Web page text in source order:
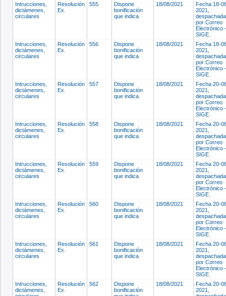
Intrucciones,
dictámenes,
circulares
Resolución
Ex.
555
Dispone
bonificación
que indica
18/08/2021
Fecha 18-
2021,
despachada
por Correo
Electrónico -
SIGE.
Intrucciones,
dictámenes,
circulares
Resolución
Ex.
556
Dispone
bonificación
que indica
18/08/2021
Fecha 18-
2021,
despachada
por Correo
Electrónico -
SIGE.
Intrucciones,
dictámenes,
circulares
Resolución
Ex.
557
Dispone
bonificación
que indica
18/08/2021
Fecha 20-
2021,
despachada
por Correo
Electrónico -
SIGE.
Intrucciones,
dictámenes,
circulares
Resolución
Ex.
558
Dispone
bonificación
que indica
18/08/2021
Fecha 20-
2021,
despachada
por Correo
Electrónico -
SIGE.
Intrucciones,
dictámenes,
circulares
Resolución
Ex.
559
Dispone
bonificación
que indica
18/08/2021
Fecha 20-
2021,
despachada
por Correo
Electrónico -
SIGE.
Intrucciones,
dictámenes,
circulares
Resolución
Ex.
560
Dispone
bonificación
que indica
18/08/2021
Fecha 20-
2021,
despachada
por Correo
Electrónico -
SIGE.
Intrucciones,
dictámenes,
circulares
Resolución
Ex.
561
Dispone
bonificación
que indica
18/08/2021
Fecha 20-
2021,
despachada
por Correo
Electrónico -
SIGE.
Intrucciones,
dictámenes,
Resolución
Ex.
562
Dispone
bonificación
18/08/2021
Fecha 20-
2021,